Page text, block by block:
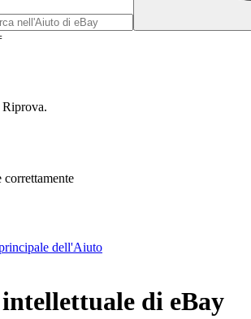
correttamente
dell'Aiuto
di eBay